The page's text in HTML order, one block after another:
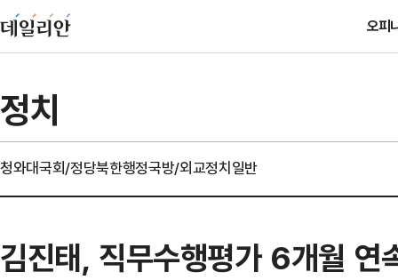
오피
정치
청와대국회/정당북한행정국방/외교정치일반
김진태, 직무수행평가 6개월